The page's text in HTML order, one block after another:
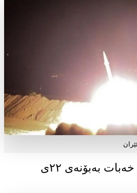
پەیامی سازمانی خەبات بەبۆنەی ۲۲ی